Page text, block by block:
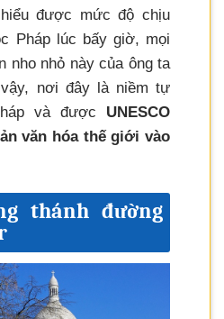
được mức độ chịu
Pháp lúc bấy giờ, mọi
nho nhỏ này của ông ta
nơi đây là niềm tự
và được UNESCO
văn hóa thế giới vào
thánh đường